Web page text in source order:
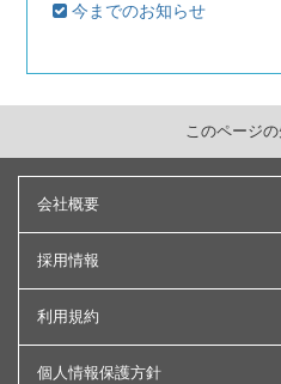
今までのお知らせ
会社概要
採用情報
利用規約
個人情報保護方針
このページ